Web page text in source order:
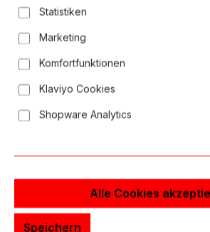
Statistiken
Marketing
Komfortfunktionen
Klaviyo Cookies
Shopware Analytics
Alle Cookies
Speichern